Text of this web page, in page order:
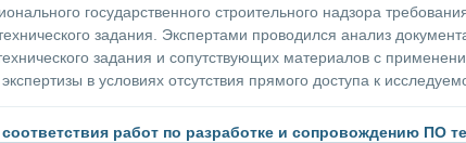
государственного строительного надзора
задания. Экспертами проводился анализ
задания и сопутствующих материалов с
в условиях отсутствия прямого доступа к
соответствия работ по разработке и сопровождению ПО